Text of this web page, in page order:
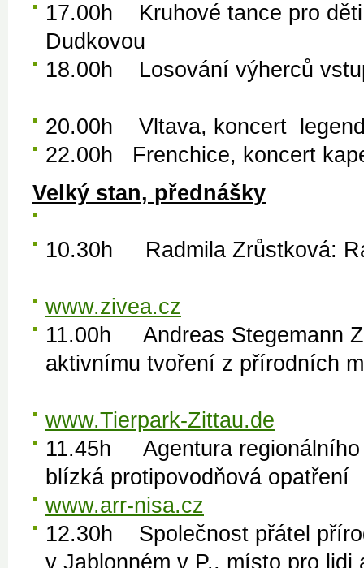
17.00h Kruhové tance pro
Dudkovou
18.00h Losování výherců
20.00h Vltava, koncert
22.00h Frenchice, koncert
Velký stan, přednášky
10.30h Radmila
www.zivea.cz
11.00h Andreas Stegemann
aktivnímu tvoření z
www.Tierpark-Zittau.de
11.45h Agentura regionálního
blízká
www.arr-nisa.cz
12.30h Společnost přátel
v Jablonném v P., místo pro